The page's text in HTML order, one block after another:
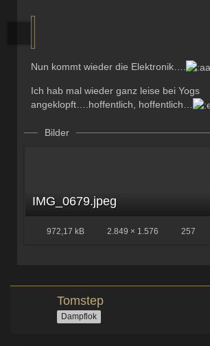
Nun kommt wieder die Elektronik….
Ich hab mal wieder ganz leise bei Yogs
angeklopft….hoffentlich, hoffentlich…
Bilder
IMG_0679.jpeg
972,17 kB 2.849 × 1.576 257
Tomstep
Dampflok